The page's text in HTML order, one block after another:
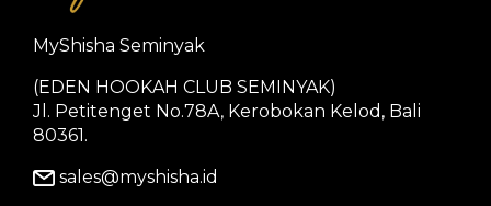
MyShisha Seminyak
(EDEN HOOKAH CLUB SEMINYAK)
Jl. Petitenget No.78A, Kerobokan Kelod, Bali
80361.
sales@myshisha.id